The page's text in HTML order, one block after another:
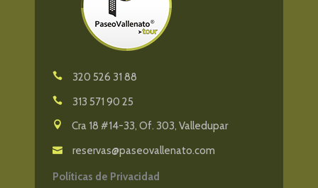
320 526 31 88
313 571 90 25
Cra 18 #14-33, Of. 303, Valledupar
reservas@paseovallenato.com
Políticas de Privacidad